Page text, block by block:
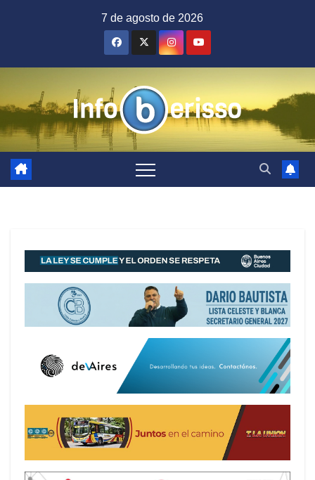
7 de agosto de 2026